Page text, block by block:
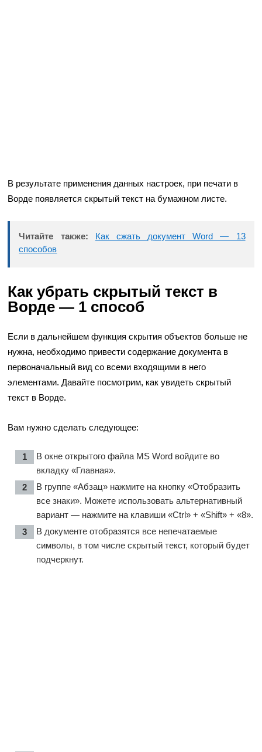
В результате применения данных настроек, при печати в
Ворде появляется скрытый текст на бумажном листе.
Читайте также:
Как сжать документ Word — 13
способов
Как убрать скрытый текст в
Ворде — 1 способ
Если в дальнейшем функция скрытия объектов больше не
нужна, необходимо привести содержание документа в
первоначальный вид со всеми входящими в него
элементами. Давайте посмотрим, как увидеть скрытый
текст в Ворде.
Вам нужно сделать следующее:
В окне открытого файла MS Word войдите во
вкладку «Главная».
В группе «Абзац» нажмите на кнопку «Отобразить
все знаки». Можете использовать альтернативный
вариант — нажмите на клавиши «Ctrl» + «Shift» + «8».
В документе отобразятся все непечатаемые
символы, в том числе скрытый текст, который будет
подчеркнут.